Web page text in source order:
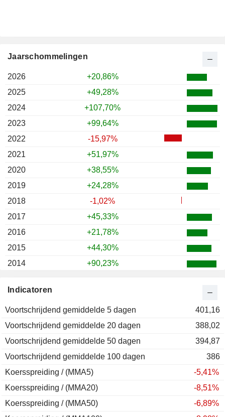
Indicatoren
Voortschrijdend gemiddelde 5 dagen
401,16
Voortschrijdend gemiddelde 20 dagen
388,02
Voortschrijdend gemiddelde 50 dagen
394,87
Voortschrijdend gemiddelde 100 dagen
386
Koersspreiding / (MMA5)
-5,41%
Koersspreiding / (MMA20)
-8,51%
Koersspreiding / (MMA50)
-6,89%
Jaarschommelingen
2026
+20,86%
2025
+49,28%
2024
+107,70%
2023
+99,64%
2022
-15,97%
2021
+51,97%
2020
+38,55%
2019
+24,28%
2018
-1,02%
2017
+45,33%
2016
+21,78%
2015
+44,30%
2014
+90,23%
2012
2011
+1,58%
2010
+55,34%
2009
+13,04%